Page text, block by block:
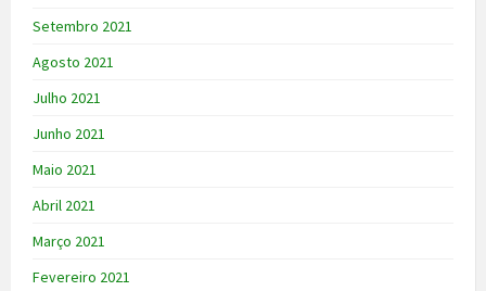
Setembro 2021
Agosto 2021
Julho 2021
Junho 2021
Maio 2021
Abril 2021
Março 2021
Fevereiro 2021